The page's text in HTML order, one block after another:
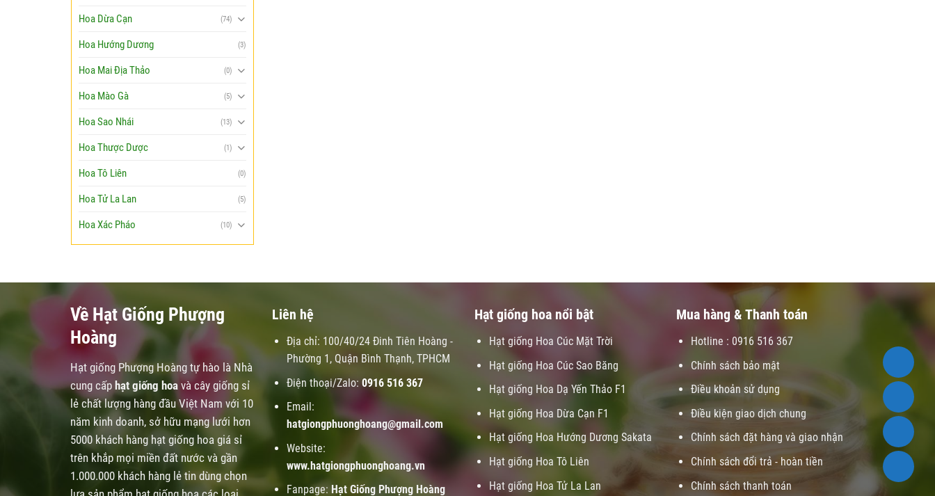
Hoa Dừa Cạn (74)
Hoa Hướng Dương (3)
Hoa Mai Địa Thảo (0)
Hoa Mào Gà (5)
Hoa Sao Nhái (13)
Hoa Thược Dược (1)
Hoa Tô Liên (0)
Hoa Tử La Lan (5)
Hoa Xác Pháo (10)
Về Hạt Giống Phượng
Hoàng
Hạt giống Phượng Hoàng tự hào là Nhà
cung cấp hạt giống hoavà cây giống sỉ
lẻ chất lượng hàng đầu Việt Nam với 10
năm kinh doanh, sở hữu mạng lưới hơn
5000 khách hàng hạt giống hoa giá sỉ
trên khắp mọi miền đất nước và gần
1.000.000 khách hàng lẻ tin dùng chọn
Liên hệ
Địa chỉ: 100/40/24 Đinh Tiên Hoàng -
Phường 1, Quận Bình Thạnh, TPHCM
Điện thoại/Zalo: 0916 516 367
Email:
hatgiongphuonghoang@gmail.com
Website:
www.hatgiongphuonghoang.vn
Fanpage: Hạt Giống Phượng Hoàng
Hạt giống hoa nổi bật
Hạt giống Hoa Cúc Mặt Trời
Hạt giống Hoa Cúc Sao Băng
Hạt giống Hoa Dạ Yến Thảo F1
Hạt giống Hoa Dừa Cạn F1
Hạt giống Hoa Hướng Dương Sakata
Hạt giống Hoa Tô Liên
Hạt giống Hoa Tử La Lan
Mua hàng & Thanh toán
Hotline : 0916 516 367
Chính sách bảo mật
Điều khoản sử dụng
Điều kiện giao dịch chung
Chính sách đặt hàng và giao nhận
Chính sách đổi trả - hoàn tiền
Chính sách thanh toán